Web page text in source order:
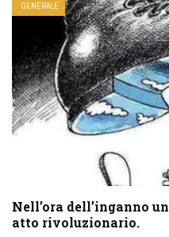
GENERALE
Nell’ora dell’inganno
atto rivoluzionario.